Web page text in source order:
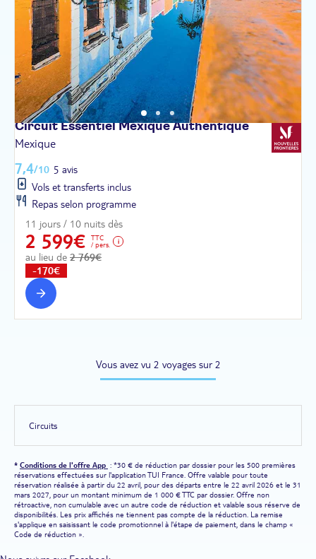
Circuit Essentiel MexiqueAuthentique
Mexique
7,4/10 5 avis
Vols et transferts inclus
Repas selon programme
11 jours / 10 nuits dès
2 599€
TTC
/ pers.
au lieu de 2 769€
-170€
Vous avez vu 2 voyages sur 2
Circuits
* Conditions de l'offre App : *30 € de réduction par dossier pour les 500 premières
réservations effectuées sur l'application TUI France. Offre valable pour toute
réservation réalisée à partir du 22 avril, pour des départs entre le 22 avril 2026 et le 31
mars 2027, pour un montant minimum de 1 000 € TTC par dossier. Offre non
rétroactive, non cumulable avec un autre code de réduction et valable sous réserve de
disponibilités. Les prix affichés ne tiennent pas compte de la réduction. La remise
s'applique en saisissant le code promotionnel à l'étape de paiement, dans le champ «
Code de réduction ».